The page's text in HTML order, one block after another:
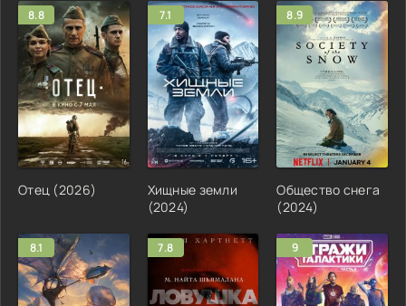
8.8
Отец (2026)
7.1
Хищные земли
(2024)
8.9
Общество снега
(2024)
8.1 7.8 9